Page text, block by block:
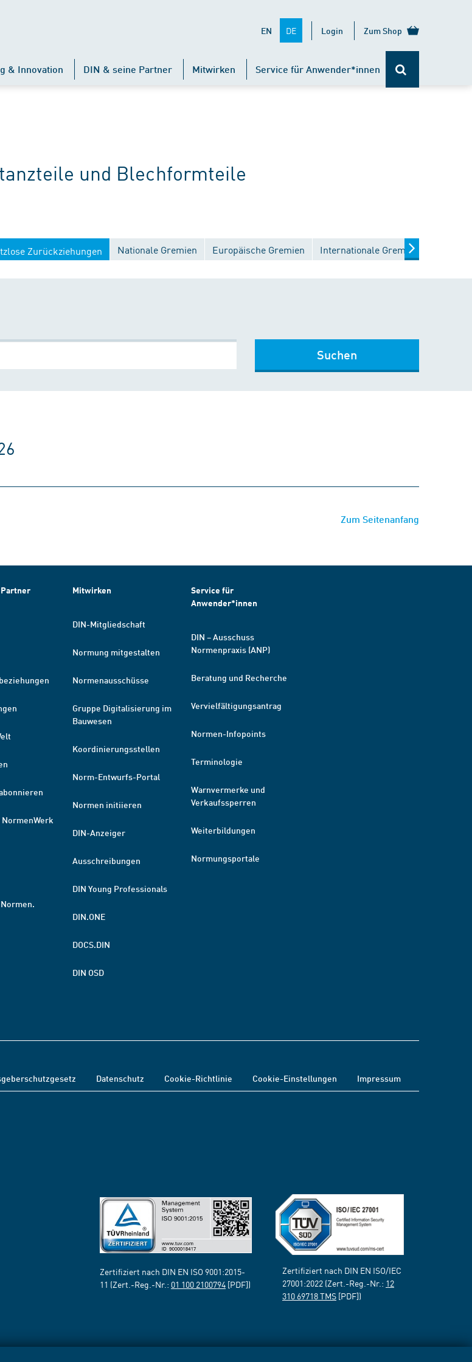
EN DE Login Zum Shop
& Innovation DIN & seine Partner Mitwirken Service für Anwender*innen
und Blechformteile
Zurückziehungen Nationale Gremien Europäische Gremien Internationale Gremien
Suchen
Zum Seitenanfang
Partner
Normen.
Mitwirken
DIN-Mitgliedschaft
Normung mitgestalten
Normenausschüsse
Gruppe Digitalisierung im
Bauwesen
Koordinierungsstellen
Norm-Entwurfs-Portal
Normen initiieren
DIN-Anzeiger
Ausschreibungen
DIN Young Professionals
DIN.ONE
DOCS.DIN
DIN OSD
Service für
Anwender*innen
DIN – Ausschuss
Normenpraxis (ANP)
Beratung und Recherche
Vervielfältigungsantrag
Normen-Infopoints
Terminologie
Warnvermerke und
Verkaufssperren
Weiterbildungen
Normungsportale
Datenschutz Cookie-Richtlinie Cookie-Einstellungen Impressum
Zertifiziert nach DIN EN ISO 9001:2015-
11 (Zert.-Reg.-Nr.: 01 100 2100794 [PDF])
Zertifiziert nach DIN EN ISO/IEC
27001:2022 (Zert.-Reg.-Nr.: 12
310 69718 TMS [PDF])